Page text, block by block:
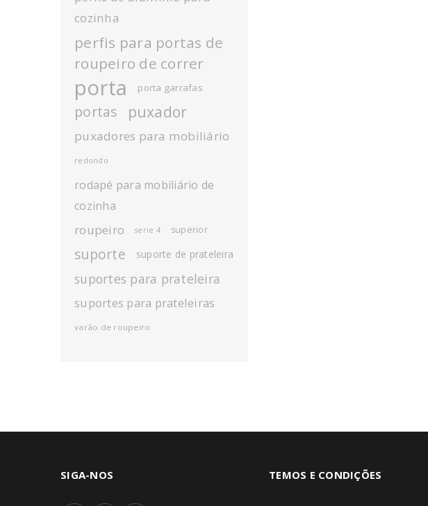
cozinha
perfis para portas de
roupeiro de correr
porta porta garrafas
portas puxador
puxadores para mobiliário
redondo
rodapé para mobiliário de
cozinha
roupeiro serie 4 superior
suporte suporte de prateleira
suportes para prateleira
suportes para prateleiras
varão de roupeiro
SIGA-NOS TEMOS E CONDIÇÕES